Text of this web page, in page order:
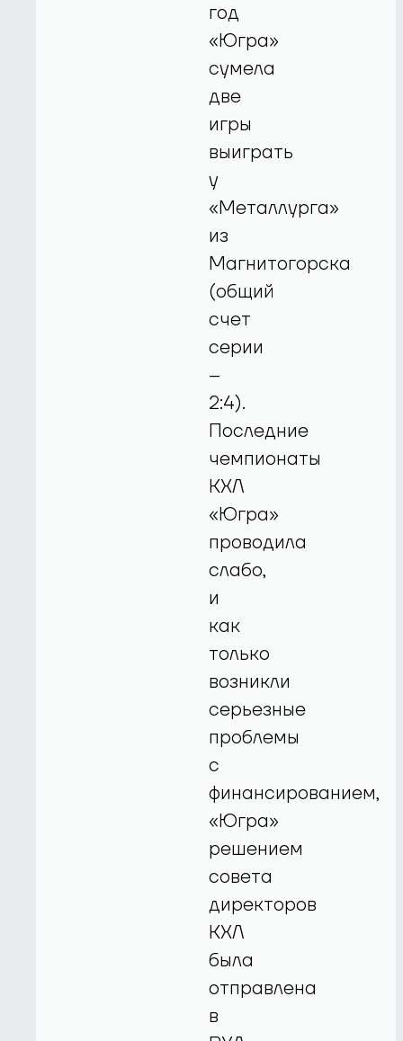
год
«Югра»
сумела
две
игры
выиграть
у
«Металлурга»
из
Магнитогорска
(общий
счет
серии
–
2:4).
Последние
чемпионаты
КХЛ
«Югра»
проводила
слабо,
и
как
только
возникли
серьезные
проблемы
с
финансированием,
«Югра»
решением
совета
директоров
КХЛ
была
отправлена
в